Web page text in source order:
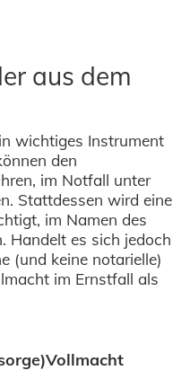
aus dem
wichtiges Instrument
den
im Notfall unter
Stattdessen wird eine
im Namen des
Handelt es sich jedoch
(und keine notarielle)
im Ernstfall als